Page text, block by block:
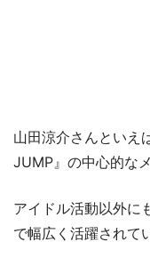
山田涼介さんといえ
JUMP』の中心的な
アイドル活動以外に
で幅広く活躍されて